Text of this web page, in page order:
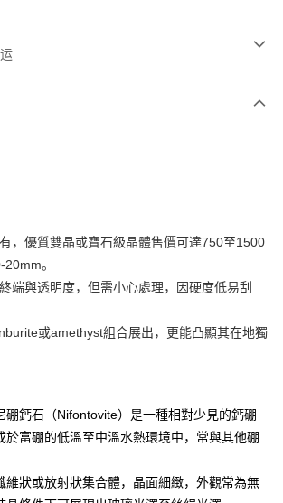
含以上)免运费
含以上)免运费
，優質雙晶或寶石級晶體售價可達750至1500
。
端與透明度，但需小心處理，因硬度低易刮
或amethyst組合展出，更能凸顯其在地獨
硼鈣石（Nifontovite）是一種相對少見的鈣硼
於富硼的低溫至中溫水熱環境中，常與其他硼
維狀或放射狀集合體，晶面細緻，外觀常為無